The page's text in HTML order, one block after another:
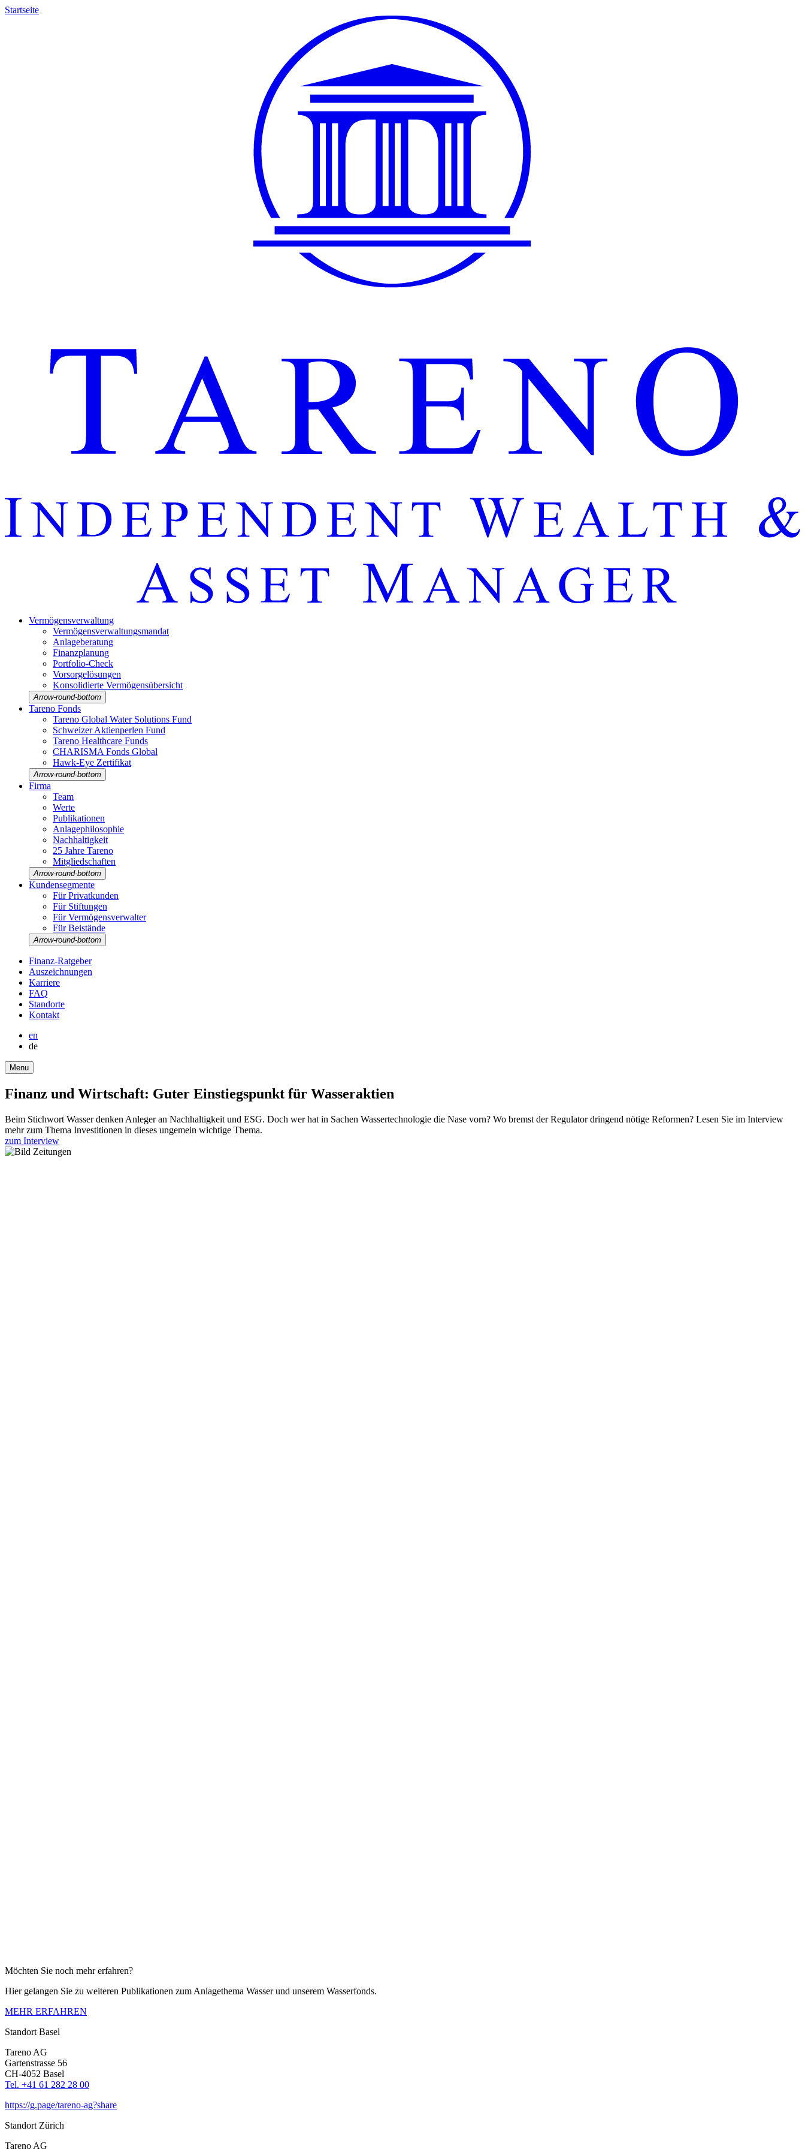
Startseite
Vermö­gens­ver­wal­tung
Vermö­gens­ver­wal­tungs­mandat
Anlage­be­ra­tung
Finanz­pla­nung
Portfolio-Check
Vorsorgelösungen
Konso­li­dierte Vermö­gens­über­sicht
Arrow-round-bottom
Tareno Fonds
Tareno Global Water Solutions Fund
Schweizer Aktien­perlen Fund
Tareno Health­care Funds
CHARISMA Fonds Global
Hawk-Eye Zerti­fikat
Arrow-round-bottom
Firma
Team
Werte
Publi­ka­tionen
Anlage­phi­lo­so­phie
Nachhal­tig­keit
25 Jahre Tareno
Mitglied­schaften
Arrow-round-bottom
Kunden­seg­mente
Für Privat­kunden
Für Stiftungen
Für Vermö­gens­ver­walter
Für Beistände
Arrow-round-bottom
Finanz-Ratgeber
Auszeich­nungen
Karriere
FAQ
Stand­orte
Kontakt
en
de
Menu
Finanz und Wirtschaft: Guter Einstiegs­punkt für Wasser­ak­tien
Beim Stich­wort Wasser denken Anleger an Nachhal­tig­keit und ESG. Doch wer hat in Sachen Wasser­tech­no­logie die Nase vorn? Wo bremst der Regulator dringend nötige Reformen? Lesen Sie im Inter­view
mehr zum Thema Investi­tionen in dieses ungemein wichtige Thema.
zum Interview
Möchten Sie noch mehr erfahren?
Hier gelangen Sie zu weiteren Publi­ka­tionen zum Anlage­thema Wasser und unserem Wasser­fonds.
MEHR ERFAHREN
Standort Basel
Tareno AG
Garten­strasse 56
CH-4052 Basel
Tel. +41 61 282 28 00
https://g.page/tareno-ag?share
Standort Zürich
Tareno AG